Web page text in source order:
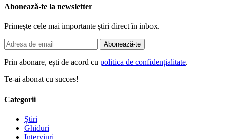
Abonează-te la newsletter
Primește cele mai importante știri direct în inbox.
Abonează-te
Prin abonare, ești de acord cu politica de confidențialitate.
Te-ai abonat cu succes!
Categorii
Știri
Ghiduri
Interviuri